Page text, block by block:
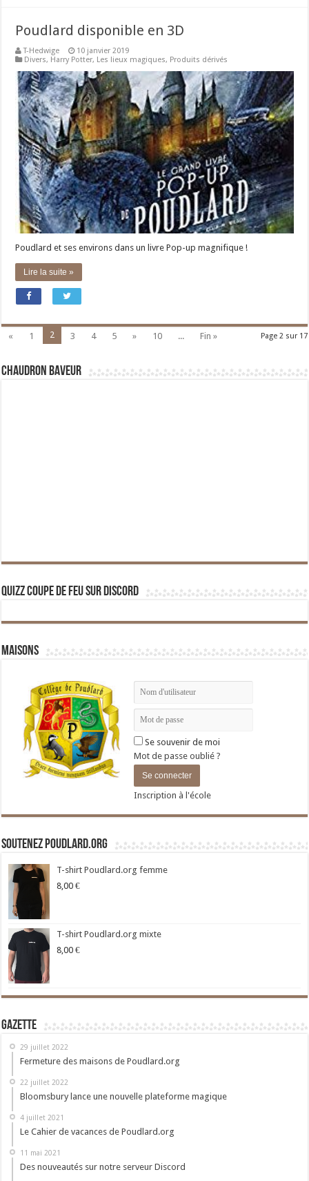
Poudlard disponible en 3D
T-Hedwige
10 janvier 2019
Divers, Harry Potter, Les lieux magiques, Produits dérivés
Poudlard et ses environs dans un livre Pop-up magnifique !
Lire la suite »
Page 2 sur 17
« 1 2 3 4 5 » 10 ... Fin »
Chaudron Baveur
Quizz Coupe de Feu sur Discord
Maisons
Se souvenir de moi
Mot de passe oublié ?
Inscription à l'école
Soutenez Poudlard.org
T-shirt Poudlard.org femme
8,00 €
T-shirt Poudlard.org mixte
8,00 €
Gazette
29 juillet 2022
Fermeture des maisons de Poudlard.org
22 juillet 2022
Bloomsbury lance une nouvelle plateforme magique
4 juillet 2021
Le Cahier de vacances de Poudlard.org
11 mai 2021
Des nouveautés sur notre serveur Discord